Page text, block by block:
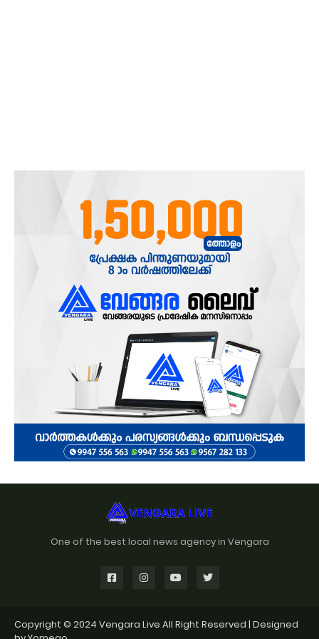
One of the best local news agency in Vengara
Copyright © 2024 Vengara Live All Right Reserved | Designed